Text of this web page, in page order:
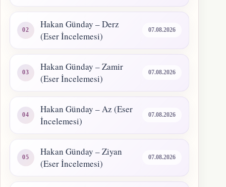
Hakan Günday – Derz
(Eser İncelemesi)
07.08.2026
Hakan Günday – Zamir
(Eser İncelemesi)
07.08.2026
Hakan Günday – Az (Eser
İncelemesi)
07.08.2026
Hakan Günday – Ziyan
(Eser İncelemesi)
07.08.2026